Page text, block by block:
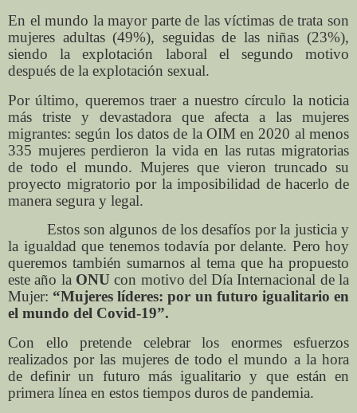
En el mundo la mayor parte de las víctimas de trata son
mujeres adultas (49%), seguidas de las niñas (23%),
siendo la explotación laboral el segundo motivo
después de la explotación sexual.
Por último, queremos traer a nuestro círculo la noticia
más triste y devastadora que afecta a las mujeres
migrantes: según los datos de la OIM en 2020 al menos
335 mujeres perdieron la vida en las rutas migratorias
de todo el mundo. Mujeres que vieron truncado su
proyecto migratorio por la imposibilidad de hacerlo de
manera segura y legal.
Estos son algunos de los desafíos por la justicia y
la igualdad que tenemos todavía por delante. Pero hoy
queremos también sumarnos al tema que ha propuesto
este año la ONUcon motivo del Día Internacional de la
Mujer: “Mujeres líderes: por un futuro igualitario en
el mundo del Covid-19”.
Con ello pretende celebrar los enormes esfuerzos
realizados por las mujeres de todo el mundo a la hora
de definir un futuro más igualitario y que están en
primera línea en estos tiempos duros de pandemia.